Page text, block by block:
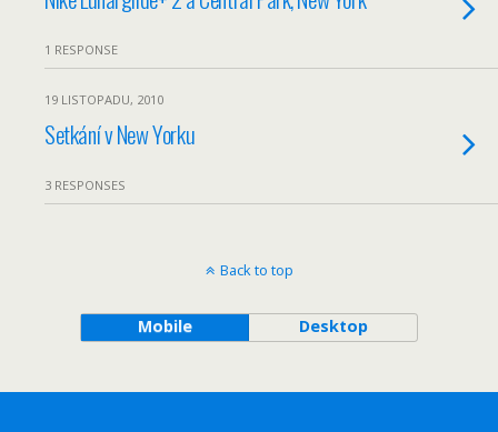
1 RESPONSE
19 LISTOPADU, 2010
Setkání v New Yorku
3 RESPONSES
Back to top
Mobile Desktop